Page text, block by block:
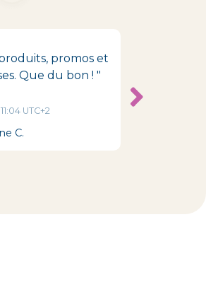
promos et
Que du bon ! "
UTC+2
C.